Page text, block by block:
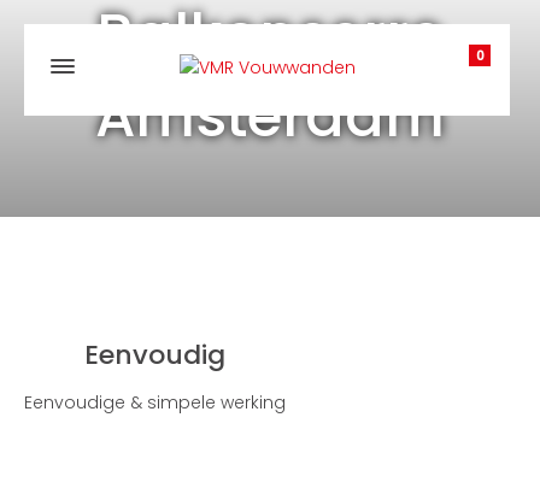
0
Balkonserre
Amsterdam
Eenvoudig
Eenvoudige & simpele werking